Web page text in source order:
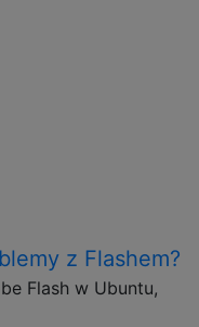
z Flashem?
Flash w Ubuntu,